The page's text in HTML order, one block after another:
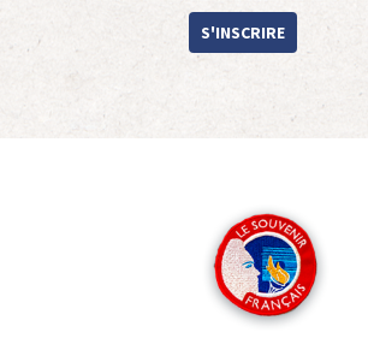
S'INSCRIRE